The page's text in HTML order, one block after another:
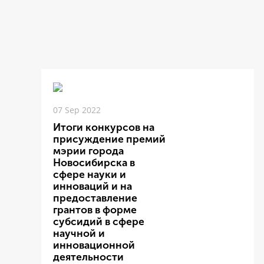
07 Sep 2022
Итоги конкурсов на
присуждение премий
мэрии города
Новосибирска в
сфере науки и
инноваций и на
предоставление
грантов в форме
субсидий в сфере
научной и
инновационной
деятельности